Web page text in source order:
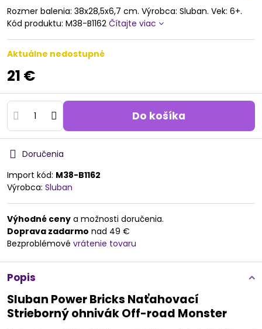
Rozmer balenia: 38x28,5x6,7 cm. Výrobca: Sluban. Vek: 6+.
Kód produktu: M38-B1162 Čítajte viac
Aktuálne nedostupné
21 €
Do košíka
Doručenia
Import kód: M38-B1162
Výrobca: Sluban
Výhodné ceny a možnosti doručenia.
Doprava zadarmo nad 49 €
Bezproblémové vrátenie tovaru
Popis
Sluban Power Bricks Naťahovací
Strieborný ohnivák Off-road Monster